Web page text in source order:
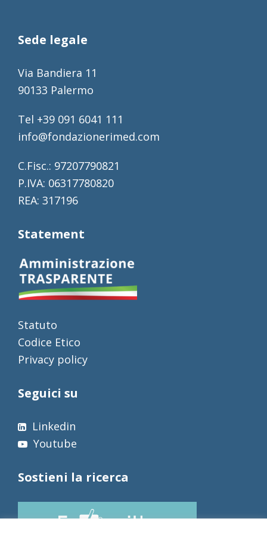
Sede legale
Via Bandiera 11
90133 Palermo
Tel +39 091 6041 111
info@fondazionerimed.com
C.Fisc.: 97207790821
P.IVA: 06317780820
REA: 317196
Statement
Statuto
Codice Etico
Privacy policy
Seguici su
Linkedin
Youtube
Sostieni la ricerca